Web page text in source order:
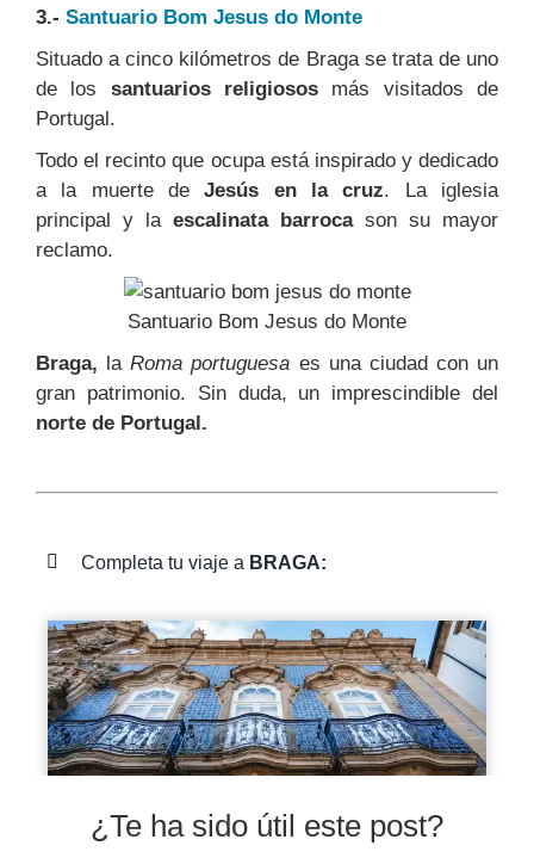
3.- Santuario Bom Jesus do Monte
Situado a cinco kilómetros de Braga se trata de uno
de los santuarios religiosos más visitados de
Portugal.
Todo el recinto que ocupa está inspirado y dedicado
a la muerte deJesús en la cruz. La iglesia
principal y la escalinata barrocason su mayor
reclamo.
Santuario Bom Jesus do Monte
Braga, laRoma portuguesa es una ciudad con un
gran patrimonio. Sin duda, un imprescindible del
norte de Portugal.
Completa tu viaje a BRAGA:
¿Te ha sido útil este post?